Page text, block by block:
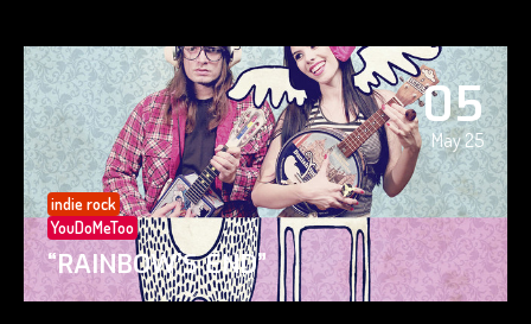
05
May 25
indie rock
YouDoMeToo
“RAINBOW’S END”